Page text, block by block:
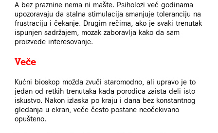
A bez praznine nema ni mašte. Psiholozi već godinama
upozoravaju da stalna stimulacija smanjuje toleranciju na
frustraciju i čekanje. Drugim rečima, ako je svaki trenutak
ispunjen sadržajem, mozak zaboravlja kako da sam
proizvede interesovanje.
Veče
Kućni bioskop možda zvuči staromodno, ali upravo je to
jedan od retkih trenutaka kada porodica zaista deli isto
iskustvo. Nakon izlaska po kraju i dana bez konstantnog
gledanja u ekran, veče često postane neočekivano
opušteno.